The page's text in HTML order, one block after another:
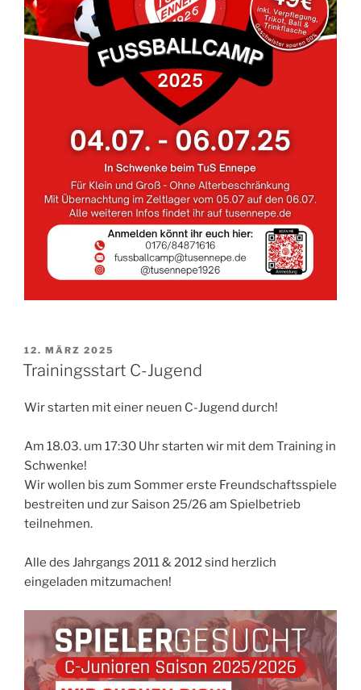
VERÖFFENTLICHT
AM
12. MÄRZ 2025
Trainingsstart C-Jugend
Wir starten mit einer neuen C-Jugend durch!
Am 18.03. um 17:30 Uhr starten wir mit dem Training in
Schwenke!
Wir wollen bis zum Sommer erste Freundschaftsspiele
bestreiten und zur Saison 25/26 am Spielbetrieb
teilnehmen.
Alle des Jahrgangs 2011 & 2012 sind herzlich
eingeladen mitzumachen!